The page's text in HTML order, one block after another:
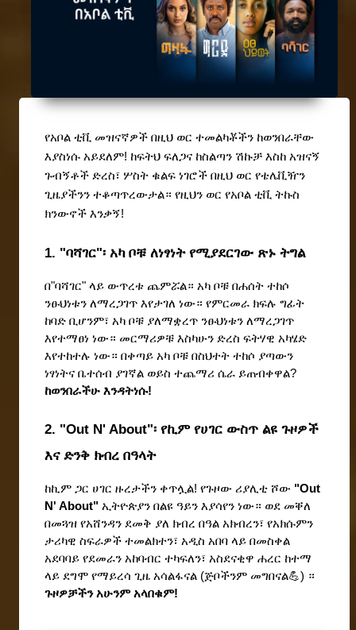
የአቦል ቲቪ መዝናኛዎች በዚህ ወር ተመልካቾችን ከወንበራቸው
እያስነሱ አይደለም! ከፍትህ ፍለጋና ከስልጣን ሽኩቻ እስከ አዝናኝ
ጉብኝቶች ድረስ፣ ሦስት ቁልፍ ነገሮች በዚህ ወር የቴሌቪዥን
ጊዜያችንን ተቆጣጥረውታል። የዚህን ወር የአቦል ቲቪ ትኩስ
ክንውኖች እንቃኝ!
1. "ባሻገር"፡ አካ ቦቹ ለነፃነት የሚያደርገው ጽኑ ትግል
በ"ባሻገር" ላይ ውጥረቱ ጨምሯል። አካ ቦቹ በሐሰት ተከሶ
ንፁህነቱን ለማረጋገጥ እየታገለ ነው። የምርመራ ክፍሉ ግፊት
ከባድ ቢሆንም፣ አካ ቦቹ ያለማቋረጥ ንፁህነቱን ለማረጋገጥ
እየተማፀነ ነው። መርማሪዎቹ እስካሁን ድረስ ፍትሃዊ አካሄድ
እየተከተሉ ነው። በቀጣይ አካ ቦቹ በስህተት ተከሶ ያጣውን
ከወንበራችሁ እንዳትነሱ!
2. "Out N' About"፡ የኪም የሀገር ውስጥ ልዩ ጉዞዎች
እና ድንቅ ክብረ በዓላት
ከኪም ጋር ሀገር ዙረታችን ቀጥሏል! የጉዞው ሪያሊቲ ሾው "Out
N' About" ኢትዮጵያን በልዩ ዓይን እያሳየን ነው። ወደ መቐለ
በመጓዝ የአሸንዳን ደመቅ ያለ ክብረ በዓል አክብረን፣ የአክሱምን
ታሪካዊ ስፍራዎች ተመልክተን፣ አዲስ አበባ ላይ በመስቀል
አደባባይ የደመራን አከባብር ተካፍለን፣ አስደናቂዋ ሐረር ከተማ
ጉዞዎቻችን አሁንም አላበቁም!